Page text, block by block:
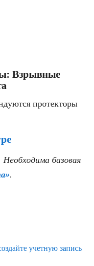
Взрывные
протекторы
базовая
».
учетную запись